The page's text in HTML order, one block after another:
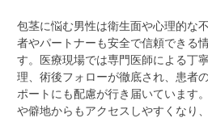
包茎に悩む男性は衛生面や心理的な
者やパートナーも安全で信頼できる
す。医療現場では専門医師による丁
理、術後フォローが徹底され、患者
ポートにも配慮が行き届いています
や僻地からもアクセスしやすくなり